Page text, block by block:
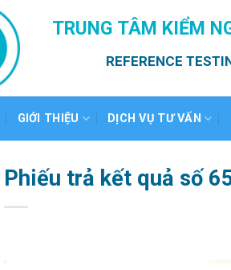
TRUNG TÂM KIỂM
REFERENCE
GIỚI THIỆU DỊCH VỤ TƯ VẤN
Phiếu trả kết quả số